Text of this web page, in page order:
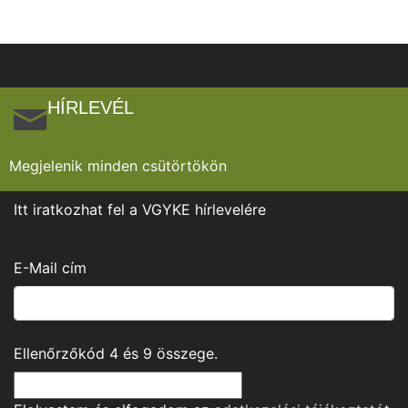
HÍRLEVÉL
Megjelenik minden csütörtökön
Itt iratkozhat fel a VGYKE hírlevelére
E-Mail cím
Ellenőrzőkód 4 és 9 összege.